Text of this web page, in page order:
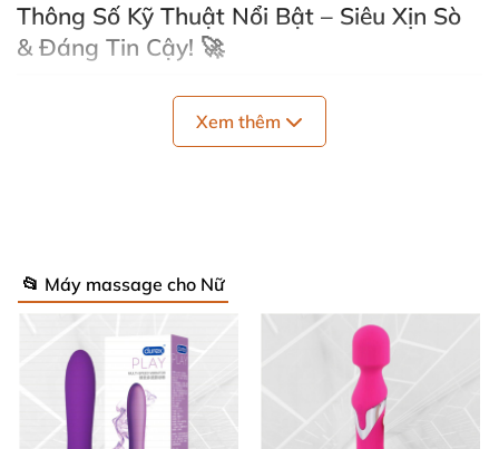
Thông Số Kỹ Thuật Nổi Bật – Siêu Xịn Sò
& Đáng Tin Cậy! 🚀
chinh phục bằng thông số đỉnh cao. Dưới đây là
Chiều rộng: 1.97" (khoảng 5cm) – Ergonomic ôm
sát, thoải mái dùng lâu không mỏi. ✨
Thiết kế ong vàng
: Dễ thương, vui nhộn nhưng
rung siêu mạnh mẽ! 🐝
Xem thêm
📂 Máy massage cho Nữ